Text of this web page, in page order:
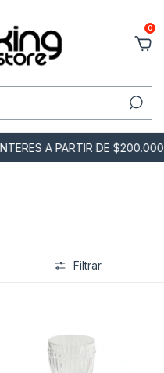
0
A PARTIR DE $200.000
Filtrar